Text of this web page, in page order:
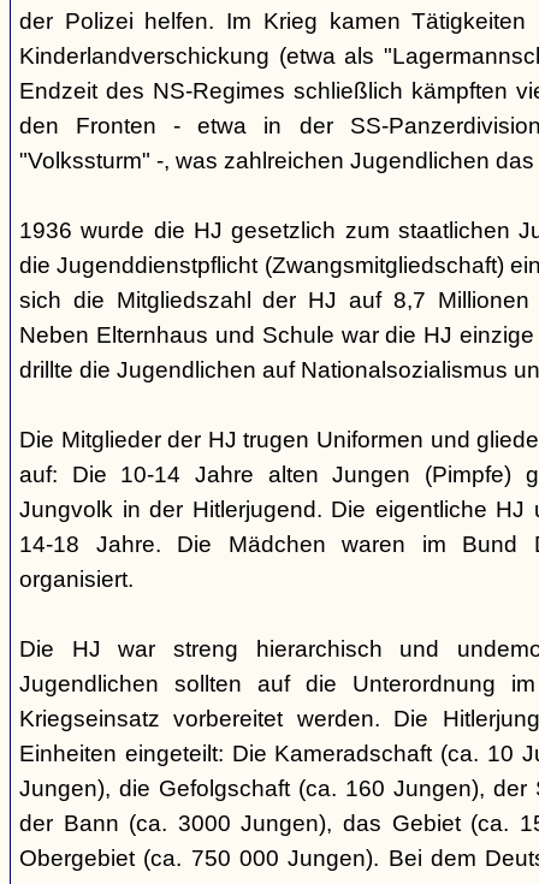
der Polizei helfen. Im Krieg kamen
Kinderlandverschickung (etwa als
Endzeit des NS-Regimes schließlich kämpften
den Fronten - etwa in der SS-
"Volkssturm" -, was zahlreichen Jugendlichen
1936 wurde die HJ gesetzlich zum staatlichen
die Jugenddienstpflicht (Zwangsmitgliedschaft)
sich die Mitgliedszahl der HJ auf 8,7 Millionen
Neben Elternhaus und Schule war die HJ
drillte die Jugendlichen auf Nationalsozialismus
Die Mitglieder der HJ trugen Uniformen und
auf: Die 10-14 Jahre alten Jungen (Pimpfe)
Jungvolk in der Hitlerjugend. Die eigentliche HJ
14-18 Jahre. Die Mädchen waren im Bund
organisiert.
Die HJ war streng hierarchisch und
Jugendlichen sollten auf die Unterordnung
Kriegseinsatz vorbereitet werden. Die
Einheiten eingeteilt: Die Kameradschaft (ca. 10
Jungen), die Gefolgschaft (ca. 160 Jungen), der
der Bann (ca. 3000 Jungen), das Gebiet (ca.
Obergebiet (ca. 750 000 Jungen). Bei dem